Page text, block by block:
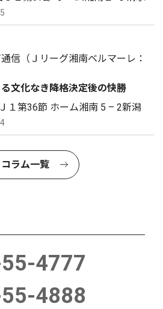
信（Ｊリーグ湘南ベルマーレ：
文化なき降格決定後の快勝
１第36節 ホーム湘南 5 – 2新潟
コラム一覧
4777
4888